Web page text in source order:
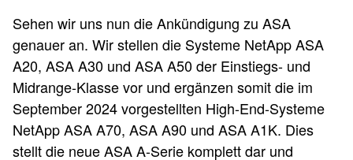
Sehen wir uns nun die Ankündigung zu ASA
genauer an. Wir stellen die Systeme NetApp ASA
A20, ASA A30 und ASA A50 der Einstiegs- und
Midrange-Klasse vor und ergänzen somit die im
September 2024 vorgestellten High-End-Systeme
NetApp ASA A70, ASA A90 und ASA A1K. Dies
stellt die neue ASA A-Serie komplett dar und